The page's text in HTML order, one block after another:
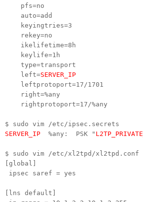
pfs=no
auto=add
keyingtries=3
rekey=no
ikelifetime=8h
keylife=1h
type=transport
left=SERVER_IP
leftprotoport=17/1701
right=%any
rightprotoport=17/%any
$ sudo vim /etc/ipsec.secrets
SERVER_IP %any: PSK "
$ sudo vim /etc/xl2tpd/xl2tpd.conf
[global]
ipsec saref = yes
[lns default]